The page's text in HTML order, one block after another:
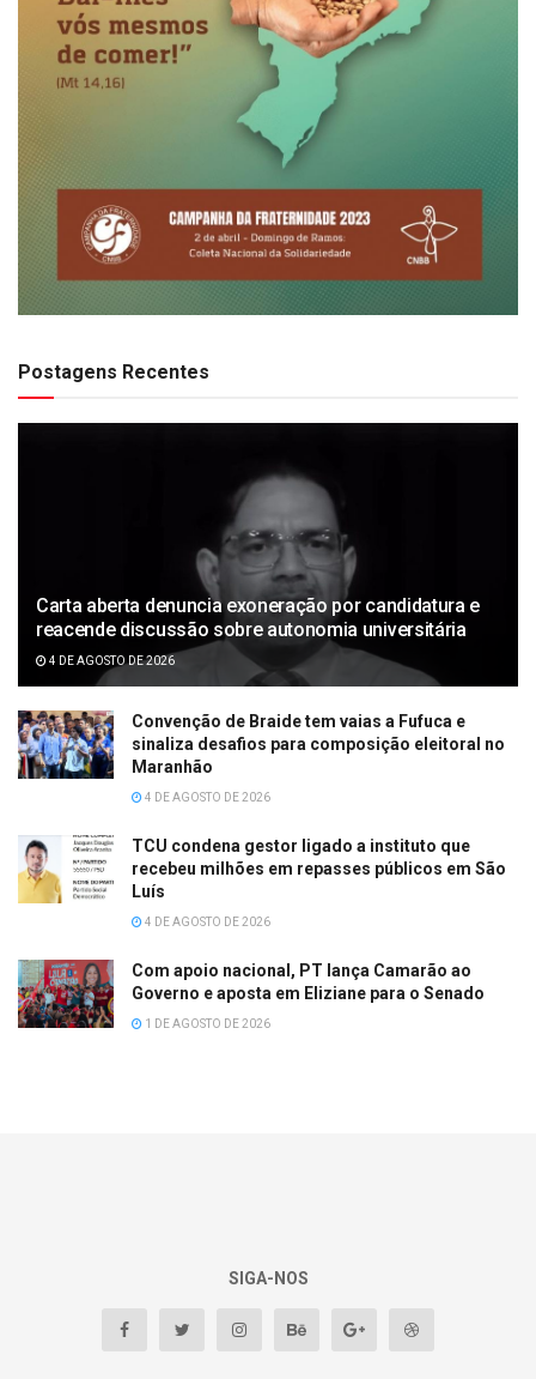
Postagens Recentes
Carta aberta denuncia exoneração por candidatura e
reacende discussão sobre autonomia universitária
4 DE AGOSTO DE 2026
Convenção de Braide tem vaias a Fufuca e
sinaliza desafios para composição eleitoral no
Maranhão
4 DE AGOSTO DE 2026
TCU condena gestor ligado a instituto que
recebeu milhões em repasses públicos em São
Luís
4 DE AGOSTO DE 2026
Com apoio nacional, PT lança Camarão ao
Governo e aposta em Eliziane para o Senado
1 DE AGOSTO DE 2026
SIGA-NOS